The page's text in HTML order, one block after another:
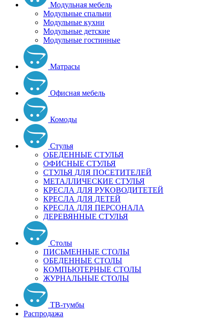
Модульная мебель
Модульные спальни
Модульные кухни
Модульные детские
Модульные гостинные
Матрасы
Офисная мебель
Комоды
Стулья
ОБЕДЕННЫЕ СТУЛЬЯ
ОФИСНЫЕ СТУЛЬЯ
СТУЛЬЯ ДЛЯ ПОСЕТИТЕЛЕЙ
МЕТАЛЛИЧЕСКИЕ СТУЛЬЯ
КРЕСЛА ДЛЯ РУКОВОДИТЕТЕЙ
КРЕСЛА ДЛЯ ДЕТЕЙ
КРЕСЛА ДЛЯ ПЕРСОНАЛА
ДЕРЕВЯННЫЕ СТУЛЬЯ
Столы
ПИСЬМЕННЫЕ СТОЛЫ
ОБЕДЕННЫЕ СТОЛЫ
КОМПЬЮТЕРНЫЕ СТОЛЫ
ЖУРНАЛЬНЫЕ СТОЛЫ
ТВ-тумбы
Распродажа